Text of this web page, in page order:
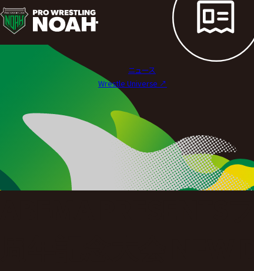
試
合
レ
ス
ニュース
Wrestle Universe ↗︎
ABEMA